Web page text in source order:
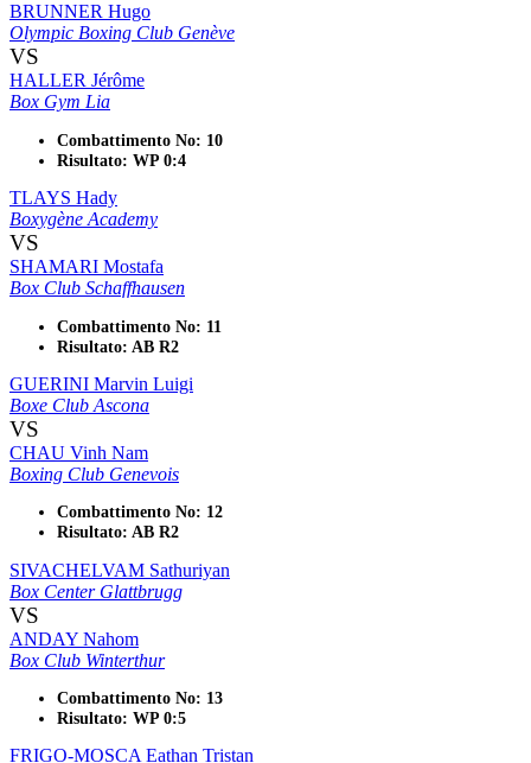
BRUNNER Hugo
Olympic Boxing Club Genève
VS
HALLER Jérôme
Box Gym Lia
Combattimento No: 10
Risultato: WP 0:4
TLAYS Hady
Boxygène Academy
VS
SHAMARI Mostafa
Box Club Schaffhausen
Combattimento No: 11
Risultato: AB R2
GUERINI Marvin Luigi
Boxe Club Ascona
VS
CHAU Vinh Nam
Boxing Club Genevois
Combattimento No: 12
Risultato: AB R2
SIVACHELVAM Sathuriyan
Box Center Glattbrugg
VS
ANDAY Nahom
Box Club Winterthur
Combattimento No: 13
Risultato: WP 0:5
FRIGO-MOSCA Eathan Tristan